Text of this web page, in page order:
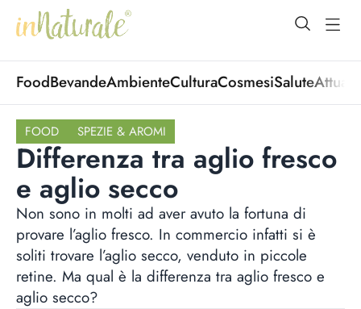
open
FoodBevandeAmbienteCulturaCosmesiSalute
FOOD SPEZIE & AROMI
Differenza tra aglio fresco
e aglio secco
Non sono in molti ad aver avuto la fortuna di
provare l’aglio fresco. In commercio infatti si è
soliti trovare l’aglio secco, venduto in piccole
retine. Ma qual è la differenza tra aglio fresco e
aglio secco?